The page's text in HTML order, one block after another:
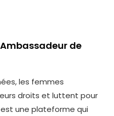
de
les femmes
droits et luttent pour
est une plateforme qui